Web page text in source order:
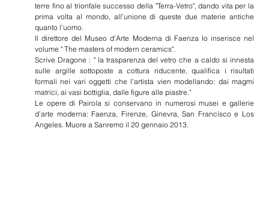
terre fino al trionfale successo della "Terra-Vetro", dando vita per la
prima volta al mondo, all’unione di queste due materie antiche
quanto l’uomo.
Il direttore del Museo d’Arte Moderna di Faenza lo inserisce nel
volume " The masters of modern ceramics".
Scrive Dragone : " la trasparenza del vetro che a caldo si innesta
sulle argille sottoposte a cottura riducente, qualifica i risultati
formali nei vari oggetti che l’artista vien modellando: dai magmi
matrici, ai vasi bottiglia, dalle figure alle piastre."
Le opere di Pairola si conservano in numerosi musei e gallerie
d’arte moderna: Faenza, Firenze, Ginevra, San Francisco e Los
Angeles. Muore a Sanremo il 20 gennaio 2013.